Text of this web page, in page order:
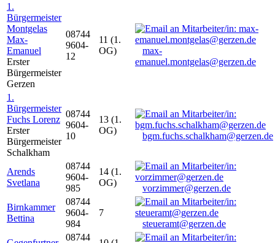
1.
Bürgermeister
Montgelas
Max-
Emanuel
Erster
Bürgermeister
Gerzen
08744
9604-
12
11 (1.
OG)
max-
emanuel.montgelas@gerzen.de
1.
Bürgermeister
Fuchs Lorenz
Erster
Bürgermeister
Schalkham
08744
9604-
10
13 (1.
OG)
bgm.fuchs.schalkham@gerzen.de
Arends
Svetlana
08744
9604-
985
14 (1.
OG)
vorzimmer@gerzen.de
Birnkammer
Bettina
08744
9604-
984
7
steueramt@gerzen.de
08744